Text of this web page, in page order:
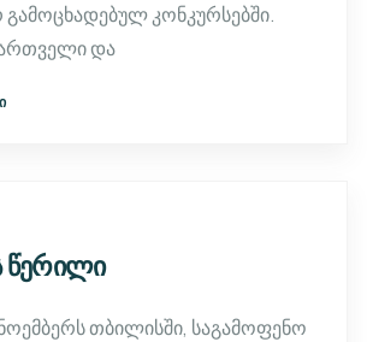
გამოცხადებულ კონკურსებში.
და
თბილისში, საგამოფენო